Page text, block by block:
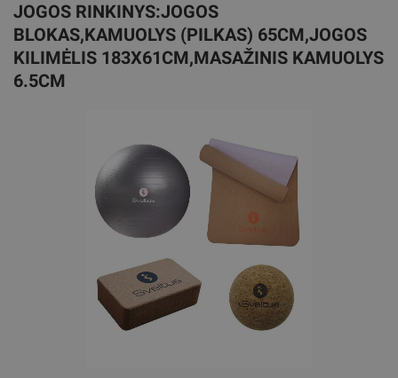
JOGOS RINKINYS:JOGOS
BLOKAS,KAMUOLYS (PILKAS) 65CM,JOGOS
KILIMĖLIS 183X61CM,MASAŽINIS KAMUOLYS
6.5CM